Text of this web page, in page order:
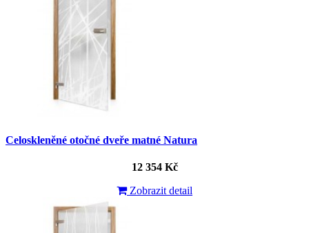
Celoskleněné otočné dveře matné Natura
12 354 Kč
Zobrazit detail